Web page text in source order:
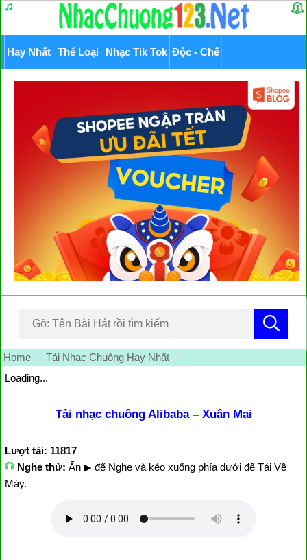
Hay Nhất Thể Loại Nhạc Tik Tok Độc - Chế
Home
Tải Nhạc Chuông Hay Nhất
Loading...
Tải nhạc chuông Alibaba – Xuân Mai
Lượt tải: 11817
Nghe thử: Ấn ▶ để Nghe và kéo xuống phía dưới để Tải Về
Máy.